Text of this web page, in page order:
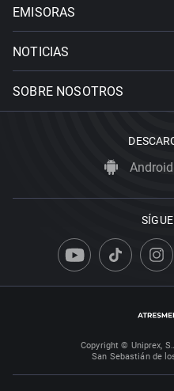
EMISORAS
NOTICIAS
SOBRE NOSOTROS
Android
Copyright © Uniprex,
San Sebastián de